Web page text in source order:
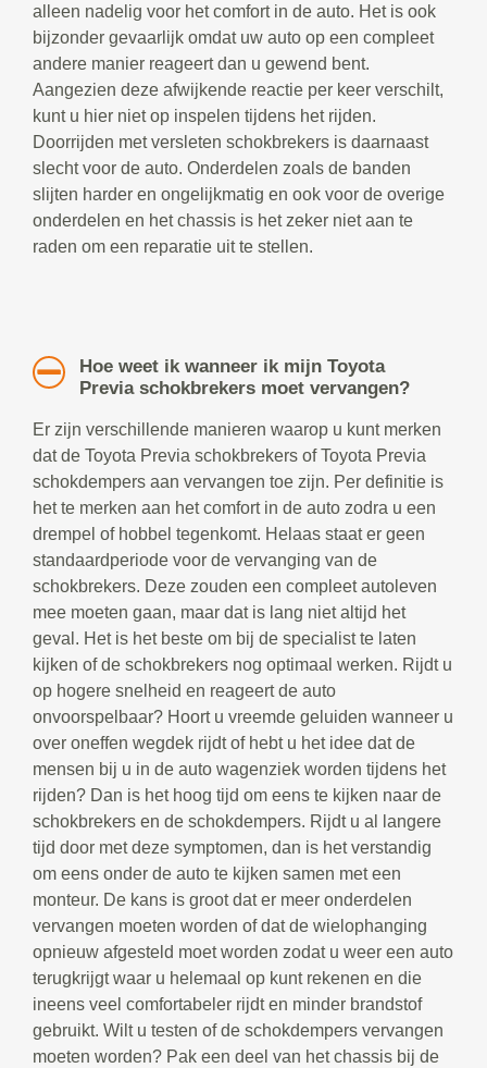
alleen nadelig voor het comfort in de auto. Het is ook
bijzonder gevaarlijk omdat uw auto op een compleet
andere manier reageert dan u gewend bent.
Aangezien deze afwijkende reactie per keer verschilt,
kunt u hier niet op inspelen tijdens het rijden.
Doorrijden met versleten schokbrekers is daarnaast
slecht voor de auto. Onderdelen zoals de banden
slijten harder en ongelijkmatig en ook voor de overige
onderdelen en het chassis is het zeker niet aan te
raden om een reparatie uit te stellen.
Hoe weet ik wanneer ik mijn Toyota
Previa schokbrekers moet vervangen?
Er zijn verschillende manieren waarop u kunt merken
dat de Toyota Previa schokbrekers of Toyota Previa
schokdempers aan vervangen toe zijn. Per definitie is
het te merken aan het comfort in de auto zodra u een
drempel of hobbel tegenkomt. Helaas staat er geen
standaardperiode voor de vervanging van de
schokbrekers. Deze zouden een compleet autoleven
mee moeten gaan, maar dat is lang niet altijd het
geval. Het is het beste om bij de specialist te laten
kijken of de schokbrekers nog optimaal werken. Rijdt u
op hogere snelheid en reageert de auto
onvoorspelbaar? Hoort u vreemde geluiden wanneer u
over oneffen wegdek rijdt of hebt u het idee dat de
mensen bij u in de auto wagenziek worden tijdens het
rijden? Dan is het hoog tijd om eens te kijken naar de
schokbrekers en de schokdempers. Rijdt u al langere
tijd door met deze symptomen, dan is het verstandig
om eens onder de auto te kijken samen met een
monteur. De kans is groot dat er meer onderdelen
vervangen moeten worden of dat de wielophanging
opnieuw afgesteld moet worden zodat u weer een auto
terugkrijgt waar u helemaal op kunt rekenen en die
ineens veel comfortabeler rijdt en minder brandstof
gebruikt. Wilt u testen of de schokdempers vervangen
moeten worden? Pak een deel van het chassis bij de